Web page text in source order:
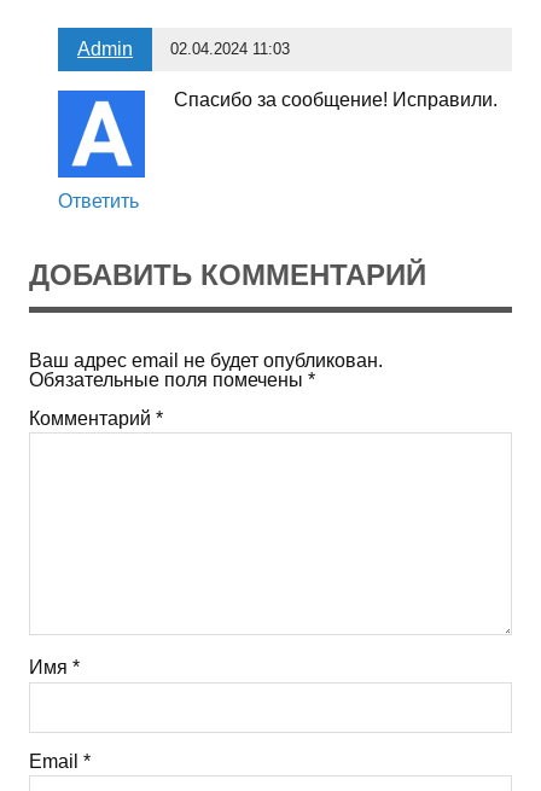
Admin 02.04.2024 11:03
Спасибо за сообщение! Исправили.
Ответить
ДОБАВИТЬ КОММЕНТАРИЙ
Ваш адрес email не будет опубликован.
Обязательные поля помечены *
Комментарий *
Имя *
Email *